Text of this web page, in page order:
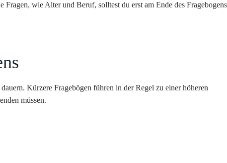
wie Alter und Beruf, solltest du erst am Ende des Fragebogens
Kürzere Fragebögen führen in der Regel zu einer höheren
müssen.